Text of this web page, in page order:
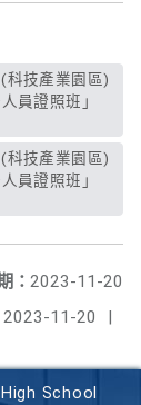
員證照班」
員證照班」
： 2023-11-20
2023-11-20 |
School